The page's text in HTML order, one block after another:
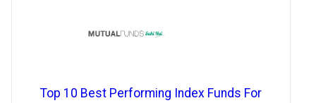
Top 10 Best Performing Index Funds For